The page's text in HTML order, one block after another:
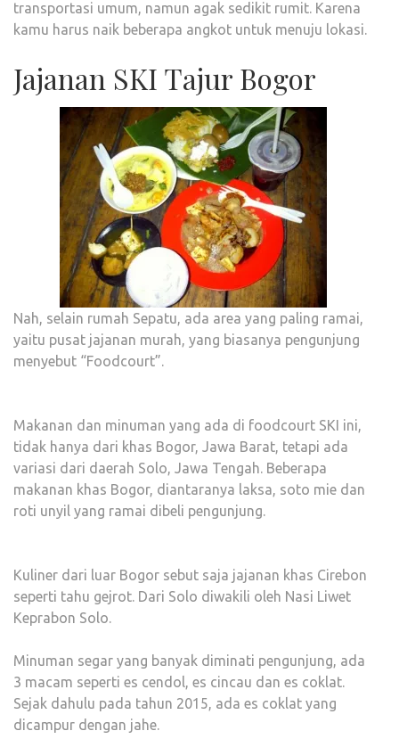
transportasi umum, namun agak sedikit rumit. Karena
kamu harus naik beberapa angkot untuk menuju lokasi.
Jajanan SKI Tajur Bogor
Nah, selain rumah Sepatu, ada area yang paling ramai,
yaitu pusat jajanan murah, yang biasanya pengunjung
menyebut “Foodcourt”.
Makanan dan minuman yang ada di foodcourt SKI ini,
tidak hanya dari khas Bogor, Jawa Barat, tetapi ada
variasi dari daerah Solo, Jawa Tengah. Beberapa
makanan khas Bogor, diantaranya laksa, soto mie dan
roti unyil yang ramai dibeli pengunjung.
Kuliner dari luar Bogor sebut saja jajanan khas Cirebon
seperti tahu gejrot. Dari Solo diwakili oleh Nasi Liwet
Keprabon Solo.
Minuman segar yang banyak diminati pengunjung, ada
3 macam seperti es cendol, es cincau dan es coklat.
Sejak dahulu pada tahun 2015, ada es coklat yang
dicampur dengan jahe.